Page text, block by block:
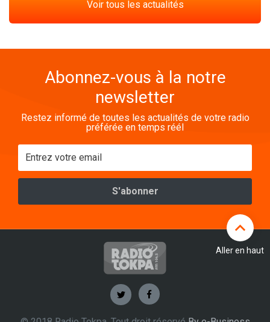
Voir tous les actualités
Abonnez-vous à la notre
newsletter
Restez informé de toutes les actualités de votre radio
préférée en temps réél
Aller en haut